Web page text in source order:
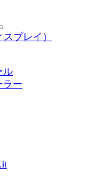
プレイ）
ル
ラー